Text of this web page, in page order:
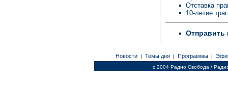
Отставка
10-летие
Отправить
Новости | Темы дня | Программы |
c 2004 Радио Свобода /